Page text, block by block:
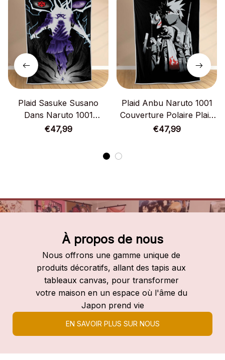
Plaid Sasuke Susano
Dans Naruto 1001
Couverture Polaire Plaid
€47,99
Plaid Anbu Naruto 1001
Couverture Polaire Plaid
Canapé
€47,99
À propos de nous
Nous offrons une gamme unique de
produits décoratifs, allant des tapis aux
tableaux canvas, pour transformer
votre maison en un espace où l'âme du
Japon prend vie
EN SAVOIR PLUS SUR NOUS